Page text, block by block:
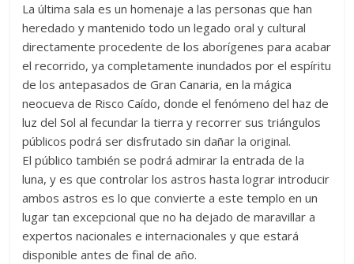
La última sala es un homenaje a las personas que han
heredado y mantenido todo un legado oral y cultural
directamente procedente de los aborígenes para acabar
el recorrido, ya completamente inundados por el espíritu
de los antepasados de Gran Canaria, en la mágica
neocueva de Risco Caído, donde el fenómeno del haz de
luz del Sol al fecundar la tierra y recorrer sus triángulos
públicos podrá ser disfrutado sin dañar la original.
El público también se podrá admirar la entrada de la
luna, y es que controlar los astros hasta lograr introducir
ambos astros es lo que convierte a este templo en un
lugar tan excepcional que no ha dejado de maravillar a
expertos nacionales e internacionales y que estará
disponible antes de final de año.